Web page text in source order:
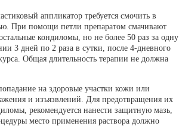
аппликатор требуется смочить в
При помощи петли препаратом смачивают
кондиломы, но не более 50 раз за одну
3 дней по 2 раза в сутки, после 4-дневного
Общая длительность терапии не должна
на здоровые участки кожи или
и изъязвлений. Для предотвращения их
рекомендуется нанести защитную мазь,
место применения раствора должно